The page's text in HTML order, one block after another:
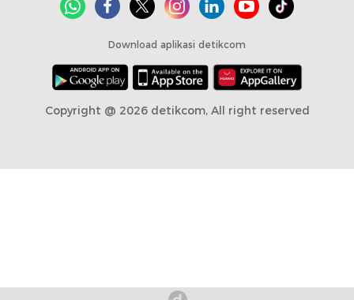
Download aplikasi detikcom
Copyright @ 2026 detikcom, All right reserved